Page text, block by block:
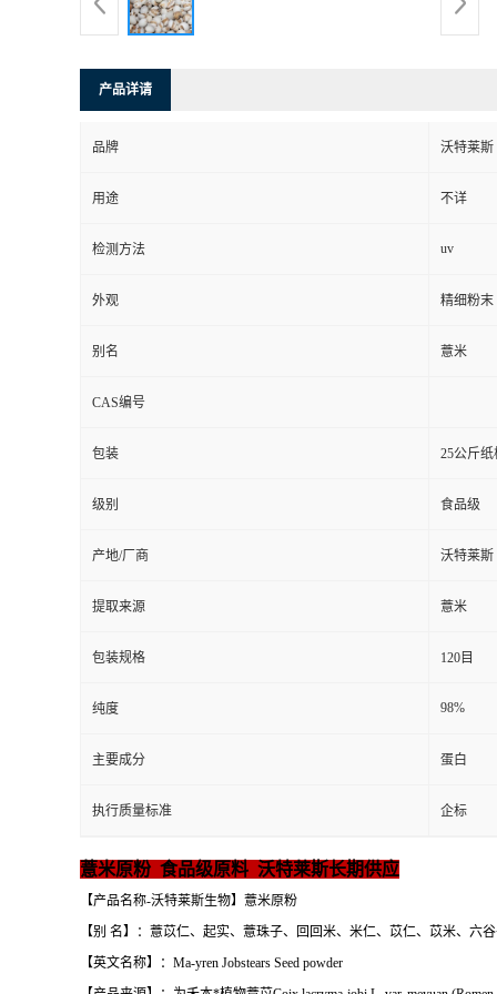
产品详请
品牌 沃特莱斯
用途 不详
检测方法 uv
外观 精细粉末
别名 薏米
CAS编号
包装 25公斤
级别 食品级
产地/厂商 沃特莱斯
提取来源 薏米
包装规格 120目
纯度 98%
主要成分 蛋白
执行质量标准 企标
薏米原粉 食品级原料 沃特莱斯长期供应
【产品名称-沃特莱斯生物】薏米原粉
【别 名】：薏苡仁、起实、薏珠子、回回米、米仁、苡仁、苡米、六
【英文名称】：Ma-yren Jobstears Seed powder